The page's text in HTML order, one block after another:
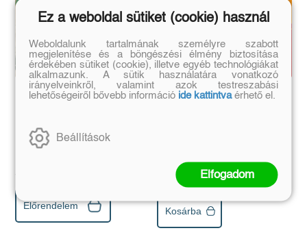
Menekülők
Előrendelem
Az öt elem könyve
Eredeti ár:
2 490 Ft
Kötött ár:
2 241 Ft
Kosárba
Ez a weboldal sütiket (cookie) használ
Weboldalunk tartalmának személyre szabott
megjelenítése és a böngészési élmény biztosítása
érdekében sütiket (cookie), illetve egyéb technológiákat
alkalmazunk. A sütik használatára vonatkozó
irányelveinkről, valamint azok testreszabási
lehetőségeiről bővebb információ ide kattintvaérhető el.
Beállítások
Elfogadom